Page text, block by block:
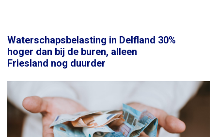
Waterschapsbelasting in Delfland 30%
hoger dan bij de buren, alleen
Friesland nog duurder